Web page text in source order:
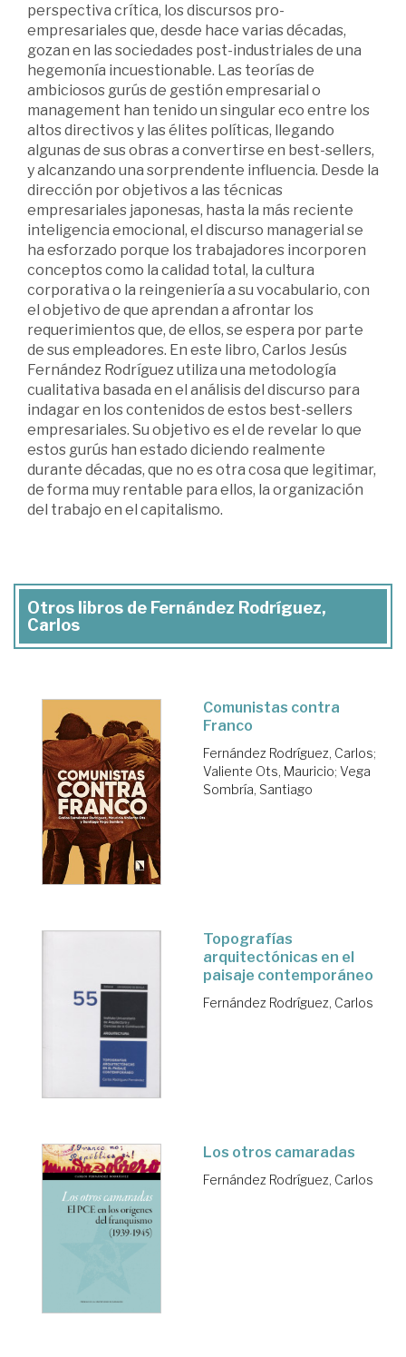
perspectiva crítica, los discursos pro-
empresariales que, desde hace varias décadas,
gozan en las sociedades post-industriales de una
hegemonía incuestionable. Las teorías de
ambiciosos gurús de gestión empresarial o
management han tenido un singular eco entre los
altos directivos y las élites políticas, llegando
algunas de sus obras a convertirse en best-sellers,
y alcanzando una sorprendente influencia. Desde la
dirección por objetivos a las técnicas
empresariales japonesas, hasta la más reciente
inteligencia emocional, el discurso managerial se
ha esforzado porque los trabajadores incorporen
conceptos como la calidad total, la cultura
corporativa o la reingeniería a su vocabulario, con
el objetivo de que aprendan a afrontar los
requerimientos que, de ellos, se espera por parte
de sus empleadores. En este libro, Carlos Jesús
Fernández Rodríguez utiliza una metodología
cualitativa basada en el análisis del discurso para
indagar en los contenidos de estos best-sellers
empresariales. Su objetivo es el de revelar lo que
estos gurús han estado diciendo realmente
durante décadas, que no es otra cosa que legitimar,
de forma muy rentable para ellos, la organización
del trabajo en el capitalismo.
Otros libros de Fernández Rodríguez,
Carlos
Comunistas contra
Franco
Fernández Rodríguez, Carlos;
Valiente Ots, Mauricio; Vega
Sombría, Santiago
Topografías
arquitectónicas en el
paisaje contemporáneo
Fernández Rodríguez, Carlos
Los otros camaradas
Fernández Rodríguez, Carlos